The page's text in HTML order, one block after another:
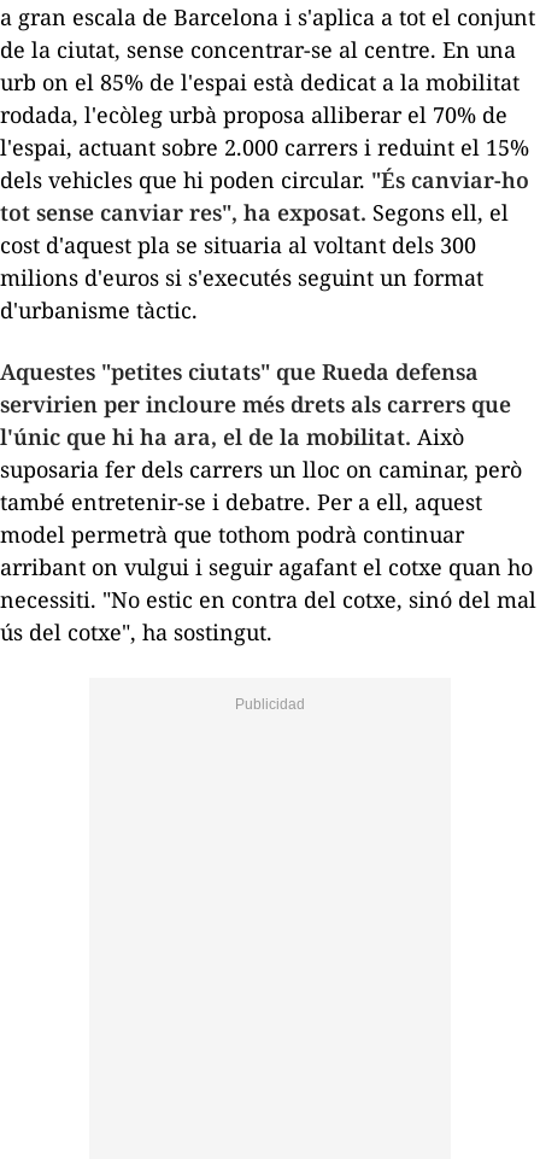
a gran escala de Barcelona i s'aplica a tot el conjunt
de la ciutat, sense concentrar-se al centre. En una
urb on el 85% de l'espai està dedicat a la mobilitat
rodada, l'ecòleg urbà proposa alliberar el 70% de
l'espai, actuant sobre 2.000 carrers i reduint el 15%
dels vehicles que hi poden circular. "És canviar-ho
tot sense canviar res", ha exposat. Segons ell, el
cost d'aquest pla se situaria al voltant dels 300
milions d'euros si s'executés seguint un format
d'urbanisme tàctic.
Aquestes "petites ciutats" que Rueda defensa
servirien per incloure més drets als carrers que
l'únic que hi ha ara, el de la mobilitat. Això
suposaria fer dels carrers un lloc on caminar, però
també entretenir-se i debatre. Per a ell, aquest
model permetrà que tothom podrà continuar
arribant on vulgui i seguir agafant el cotxe quan ho
necessiti. "No estic en contra del cotxe, sinó del mal
ús del cotxe", ha sostingut.